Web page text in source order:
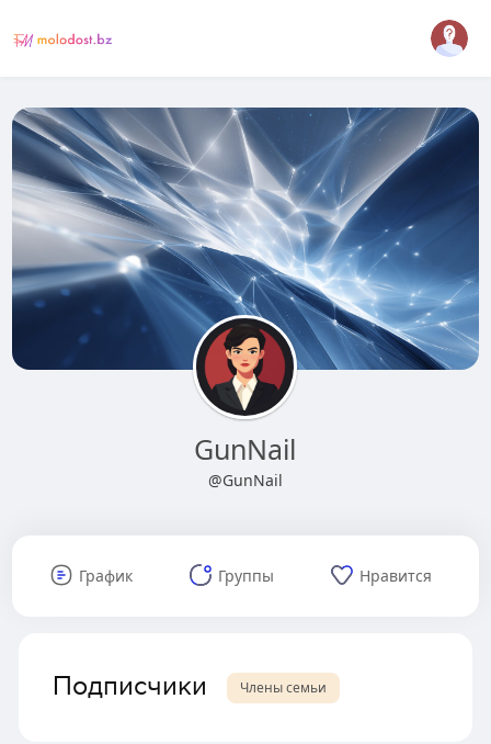
GunNail
@GunNail
График Группы Нравится
Подписчики Члены семьи